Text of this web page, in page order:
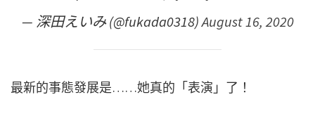
— 深田えいみ (@fukada0318)August 16, 2020
最新的事態發展是……她真的「表演」了！